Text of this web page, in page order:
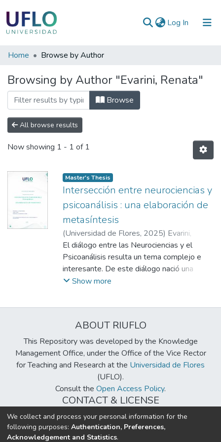
Log In (current)
Communities
Collections
All of RIUFLO
Home Browse by Author
Browsing by Author "Evarini, Renata"
Browse
All browse results
Now showing 1 - 1 of 1
Master's Thesis
Intersección entre neurociencias y
psicoanálisis : una elaboración de
metasíntesis
(Universidad de Flores, 2025) Evarini,
Renata;Campodónico, Nicolás;Gastaldo,
Zulma Gabriela;Diniz Araújo, Francisco
Roberto;Franco, Verónica
El diálogo entre las Neurociencias y el
Psicoanálisis resulta un tema complejo e
interesante. De este diálogo nació una
nueva rama, el neuropsicoanálisis,
intersección entre Neurociencias y
Psicoanálisis, analizando puntos de
convergencias y divergencias. Fue realizada
una búsqueda sistemática en octubre y
noviembre de 2024 y seleccionados
cincuenta y cinco artículos provenientes de
ocho bases de datos. Los estudios fueron
y noviembre de 2024 y escritos en cuatro
idiomas (español, inglés, portugués y
Show more
ABOUT RIUFLO
This Repository was developed by the Knowledge
Management Office, under the Office of the Vice Rector
for Teaching and Research at the Universidad de Flores
(UFLO).
Consult the Open Access Policy.
CONTACT & LICENSE
biblioteca@uflouniversidad.edu.ar
Creative Commons LicenseBY-NC-ND 4.0
We collect and process your personal information for the
following purposes: Authentication, Preferences,
Acknowledgement and Statistics.